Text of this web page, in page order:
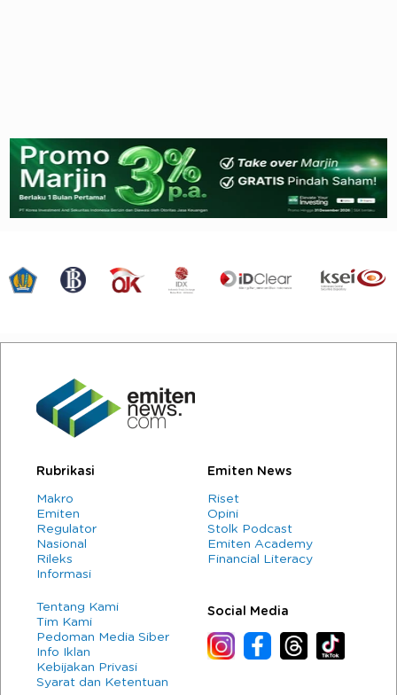
Rubrikasi
Makro
Emiten
Regulator
Nasional
Rileks
Informasi
Emiten News
Riset
Opini
Stolk Podcast
Emiten Academy
Financial Literacy
Tentang Kami
Tim Kami
Pedoman Media Siber
Info Iklan
Kebijakan Privasi
Syarat dan Ketentuan
Social Media